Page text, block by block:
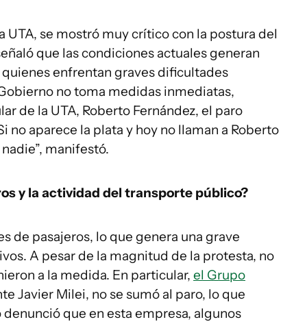
UTA, se mostró muy crítico con la postura del
que las condiciones actuales generan
enfrentan graves dificultades
no toma medidas inmediatas,
de la UTA, Roberto Fernández, el paro
aparece la plata y hoy no llaman a Roberto
manifestó.
y la actividad del transporte público?
de pasajeros, lo que genera una grave
A pesar de la magnitud de la protesta, no
a la medida. En particular, el Grupo
Javier Milei, no se sumó al paro, lo que
que en esta empresa, algunos